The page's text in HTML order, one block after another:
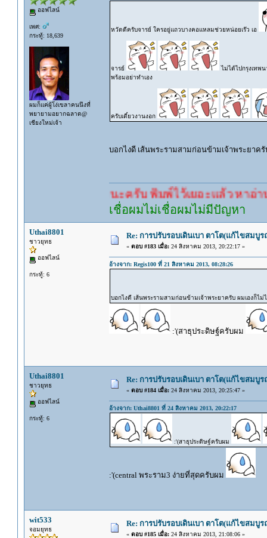
ออฟไลน์
เพศ:
กระทู้: 18,639
ผมก็แค่ผู้โง่เขลาคนนึงที่
พยายามอยากฉลาด@
เชียงใหม่เจ้า
หวัดดีครับจารย์ ใครอยู่แถวบางคอแหลมช่วยหน่อยเร๊ว เอ
จารย์
ไม่ได้ไปกรุงเทพ
พร้อมอย่าทำเอง
ครับเดี๋ยวงานงอก
บอกไงดี เส้นพระรามสามก่อนข้ามเจ้าพระยาค
อคำตอบนะครับ พิมพ์ไว้เยอะแล้ว หาอ่านกันดู
เชื่อผมไม่เชื่อผมไม่มีปัญหา
Uthai8801
ชาวยุทธ
ออฟไลน์
กระทู้: 6
Re: การปรับรอบเดินเบา ตาโต(แก้ไขสมบู
« ตอบ #183 เมื่อ:24 สิงหาคม 2013, 20:22:17 »
อ้างจาก: Regis100 ที่ 21 สิงหาคม 2013, 08:28:26
บอกไงดี เส้นพระรามสามก่อนข้ามเจ้าพระยาครับ ผมเองก็ไ
:'(สาธุประดิษฐ์ครับผม
Uthai8801
ชาวยุทธ
ออฟไลน์
กระทู้: 6
Re: การปรับรอบเดินเบา ตาโต(แก้ไขสมบู
« ตอบ #184 เมื่อ:24 สิงหาคม 2013, 20:25:47 »
อ้างจาก: Uthai8801 ที่ 24 สิงหาคม 2013, 20:22:17
:'(สาธุประดิษฐ์ครับผม
:'(central พระราม3 ง่ายที่สุดครับผม
wit533
จอมยุทธ
Re: การปรับรอบเดินเบา ตาโต(แก้ไขสมบู
« ตอบ #185 เมื่อ:24 สิงหาคม 2013, 21:08:06 »